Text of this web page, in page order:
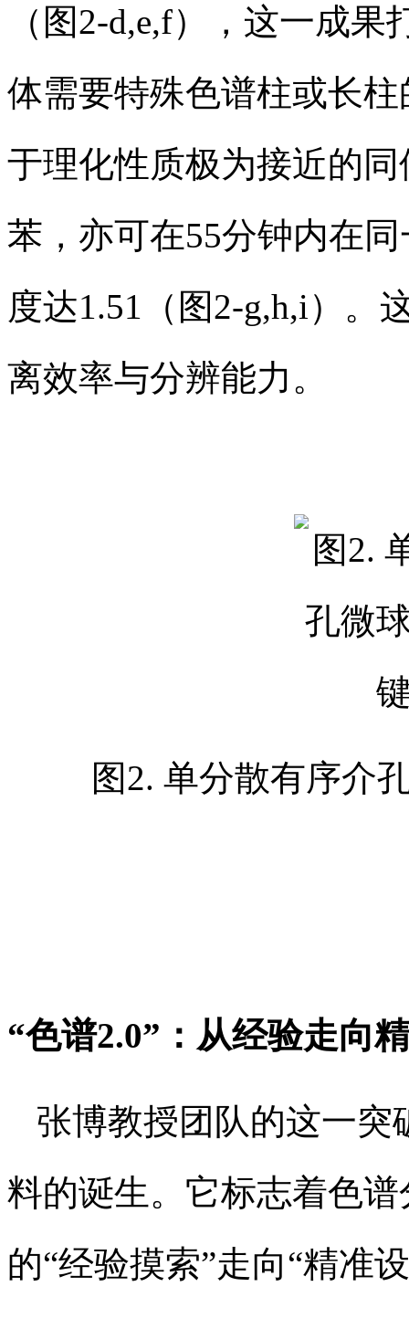
（图2-d,e,f），这一成
体需要特殊色谱柱或长
于理化性质极为接近的
苯，亦可在55分钟内在
度达1.51（图2-g,h,i）。
离效率与分辨能力。
图2. 单分散有序介
“色谱2.0”：从经验走向
张博教授团队的这一突
料的诞生。它标志着色
的“经验摸索”走向“精准